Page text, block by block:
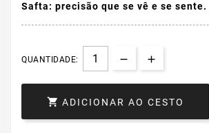
Safta: precisão que se vê e se sente.
QUANTIDADE:
 ADICIONAR AO CESTO